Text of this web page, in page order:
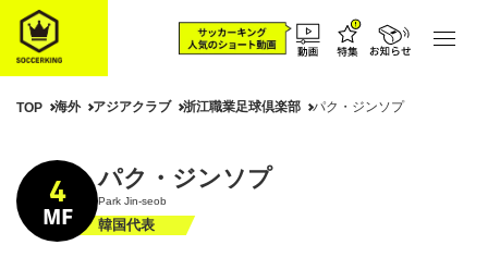
TOP 海外 アジアクラブ 浙江職業足球倶楽部 パク・ジンソプ
4
MF
パク・ジンソプ
Park Jin-seob
韓国代表